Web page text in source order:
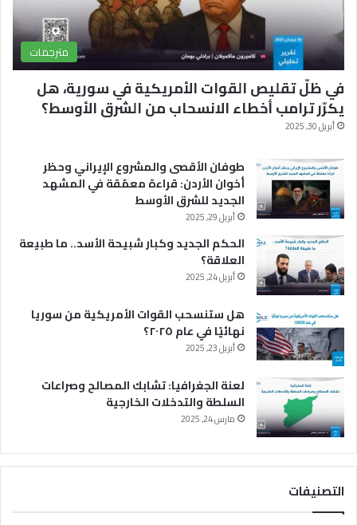
مترجمات
في ظلّ تقليص القوات الأمريكية في سورية، هل
يكرّر ترامب أخطاء الانسحاب من الشرق الأوسط؟
أبريل 30, 2025
طوفان الأقصى والمشروع الإيراني وحظر
أخوان الأردن: قراءة معمّقة في المشهد
الجديد للشرق الأوسط
أبريل 29, 2025
الحكم الجديد وكبار شبيحة الأسد.. ما طبيعة
العلاقة؟
أبريل 24, 2025
هل ستنسحب القوات الأمريكية من سوريا
نهائيًا في عام ٢٠٢٥؟
أبريل 23, 2025
لعنة الجغرافيا: تشابك المصالح وصراعات
السلطة والتدخلات الخارجية
مارس 24, 2025
التصنيفات